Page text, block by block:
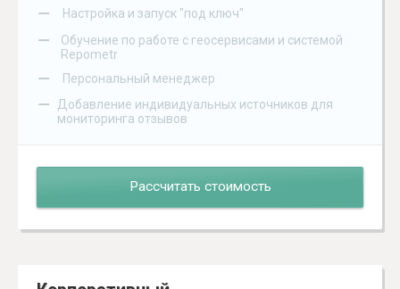
– Настройка и запуск "под ключ"
–
Обучение по работе с геосервисами и системой
Repometr
– Персональный менеджер
–
Добавление индивидуальных источников для
мониторинга отзывов
Рассчитать стоимость